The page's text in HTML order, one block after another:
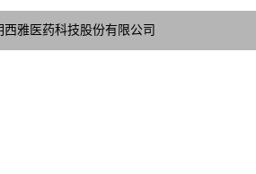
西雅医药科技股份有限公司